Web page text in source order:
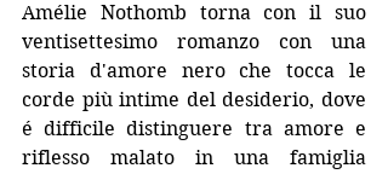
Amélie Nothomb torna con il suo
ventisettesimo romanzo con una
storia d'amore nero che tocca le
corde più intime del desiderio, dove
é difficile distinguere tra amore e
riflesso malato in una famiglia